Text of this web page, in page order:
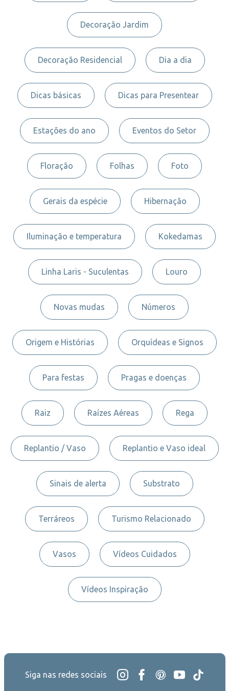
Decoração Jardim
Decoração Residencial Dia a dia
Dicas básicas Dicas para Presentear
Estações do ano Eventos do Setor
Floração Folhas Foto
Gerais da espécie Hibernação
Iluminação e temperatura Kokedamas
Linha Laris - Suculentas Louro
Novas mudas Números
Origem e Histórias Orquídeas e Signos
Para festas Pragas e doenças
Raiz Raízes Aéreas Rega
Replantio / Vaso Replantio e Vaso ideal
Sinais de alerta Substrato
Terráreos Turismo Relacionado
Vasos Vídeos Cuidados
Vídeos Inspiração
Siga nas redes sociais